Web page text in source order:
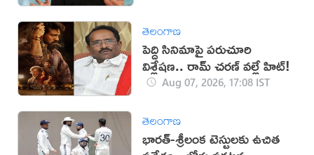
తెలంగాణ
పెద్ది సినిమాపై పరుచూరి
విశ్లేషణ.. రామ్ చరణ్ వల్లే హిట్!
Aug 07, 2026, 17:08 IST
తెలంగాణ
భారత్-శ్రీలంక టెస్టులకు ఉచిత